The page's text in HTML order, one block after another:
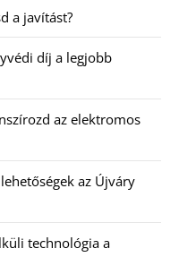
a javítást?
díj a legjobb
az elektromos
az Újváry
technológia a